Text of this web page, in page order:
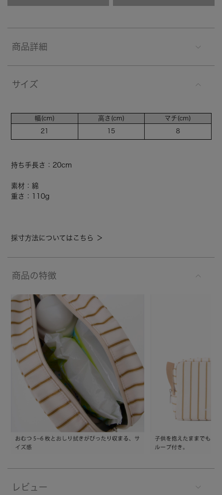
商品詳細
サイズ
幅(cm)
21
高さ(cm)
15
マチ(cm)
8
持ち手長さ：20cm
素材：綿
重さ：110g
採寸方法についてはこちら ＞
商品の特徴
レビュー